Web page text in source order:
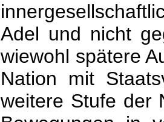
Adel und nicht
wiewohl spätere
Nation mit
weitere Stufe der